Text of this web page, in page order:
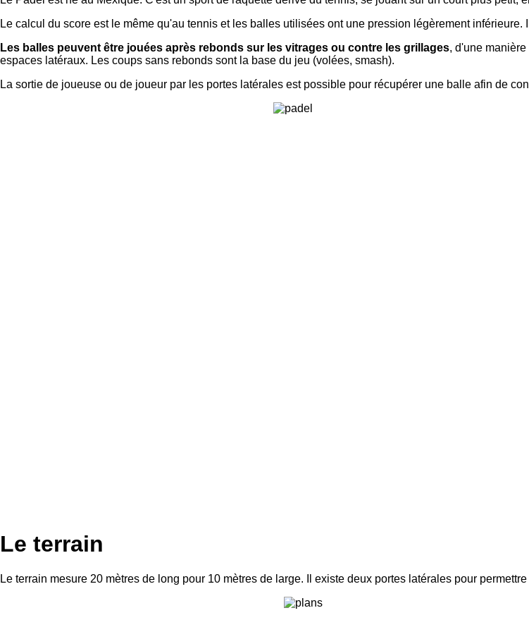
Le calcul du score est le même qu'au tennis et les balles utilisées ont une pression légèrement inférieure.
Les balles peuvent être jouées après rebonds sur les vitrages ou contre les grillages, d'une
espaces latéraux. Les coups sans rebonds sont la base du jeu (volées, smash).
La sortie de joueuse ou de joueur par les portes latérales est possible pour récupérer une balle afin de
Le terrain
Le terrain mesure 20 mètres de long pour 10 mètres de large. Il existe deux portes latérales pour